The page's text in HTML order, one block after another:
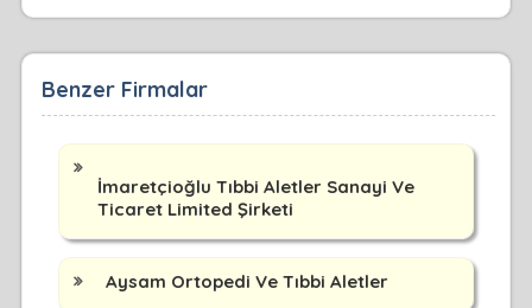
Benzer Firmalar
İmaretçioğlu Tıbbi Aletler Sanayi Ve
Ticaret Limited Şirketi
Aysam Ortopedi Ve Tıbbi Aletler